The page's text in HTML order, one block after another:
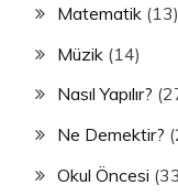
Matematik (13)
Müzik (14)
Nasıl Yapılır?
Ne Demektir?
Okul Öncesi